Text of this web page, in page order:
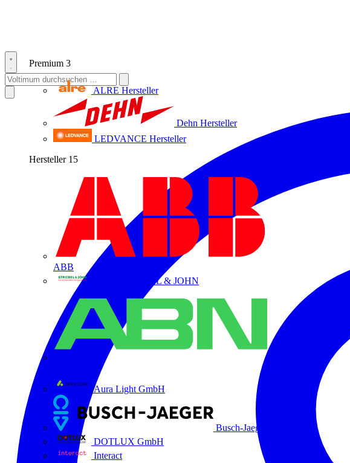
Premium 3
ALRE Hersteller
Dehn Hersteller
LEDVANCE Hersteller
Hersteller 15
ABB
ABB STRIEBEL & JOHN
Aura Light GmbH
Busch-Jaeger
DOTLUX GmbH
Interact